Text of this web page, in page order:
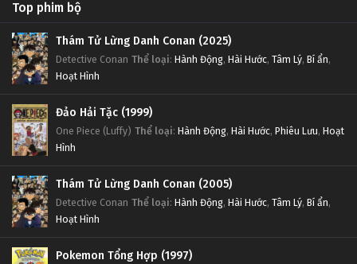
Top phim bộ
Thám Tử Lừng Danh Conan (2025)
Detective Conan Thể loại: Hành Động, Hài Hước, Tâm Lý, Bí ẩn,
Hoạt Hình
Đảo Hải Tặc (1999)
One Piece (Luffy) Thể loại: Hành Động, Hài Hước, Phiêu Lưu, Hoạt
Hình
Thám Tử Lừng Danh Conan (2005)
Detective Conan Thể loại: Hành Động, Hài Hước, Tâm Lý, Bí ẩn,
Hoạt Hình
Pokemon Tổng Hợp (1997)